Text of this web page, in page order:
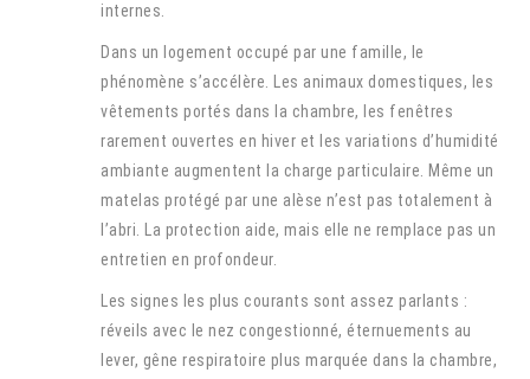
internes.
Dans un logement occupé par une famille, le
phénomène s’accélère. Les animaux domestiques, les
vêtements portés dans la chambre, les fenêtres
rarement ouvertes en hiver et les variations d’humidité
ambiante augmentent la charge particulaire. Même un
matelas protégé par une alèse n’est pas totalement à
l’abri. La protection aide, mais elle ne remplace pas un
entretien en profondeur.
Les signes les plus courants sont assez parlants :
réveils avec le nez congestionné, éternuements au
lever, gêne respiratoire plus marquée dans la chambre,